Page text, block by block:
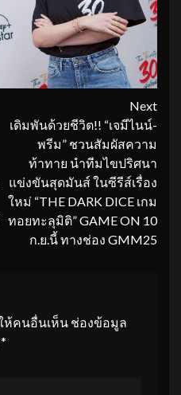
Next
เดิมพันด้วยชีวิต!! “เจมีไนน์-
พรีม” ชวนสัมผัสความ
ท้าทาย นำทีมไขปริศนา
แข่งขันสุดมันส์ ในซีรีส์เรื่อง
ใหม่ “THE DARK DICE เกม
ทอยทะลุมิติ” GAME ON 10
ก.ย.นี้ ทางช่อง GMM25
ห้คนอื่นเห็น ช่องข้อมูล
*